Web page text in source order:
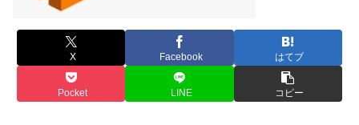
X Facebook はてブ
Pocket LINE コピー